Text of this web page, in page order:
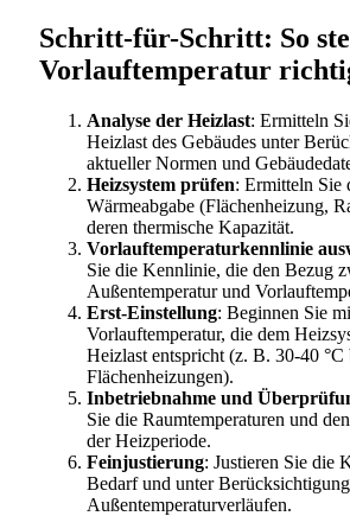
Schritt-für-Schritt: So
Vorlauftemperatur
Analyse der Heizlast: Ermitteln
Heizlast des Gebäudes unter
aktueller Normen und
Heizsystem prüfen: Ermitteln Sie
Wärmeabgabe (Flächenheizung,
deren thermische Kapazität.
Vorlauftemperaturkennlinie
Sie die Kennlinie, die den Bezug
Außentemperatur und
Erst-Einstellung: Beginnen Sie
Vorlauftemperatur, die dem
Heizlast entspricht (z. B. 30-40 °C
Flächenheizungen).
Inbetriebnahme und
Sie die Raumtemperaturen und
der Heizperiode.
Feinjustierung: Justieren Sie die
Bedarf und unter
Außentemperaturverläufen.